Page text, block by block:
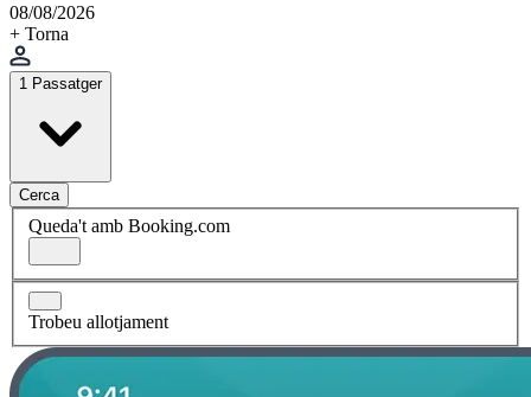
08/08/2026
+ Torna
1 Passatger
Cerca
Queda't amb Booking.com
Trobeu allotjament